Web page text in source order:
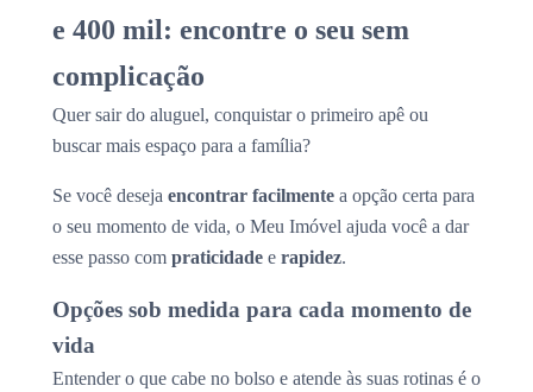
e 400 mil: encontre o seu sem
complicação
Quer sair do aluguel, conquistar o primeiro apê ou
buscar mais espaço para a família?
Se você deseja encontrar facilmente a opção certa para
o seu momento de vida, o Meu Imóvel ajuda você a dar
esse passo com praticidade e rapidez.
Opções sob medida para cada momento de
vida
Entender o que cabe no bolso e atende às suas rotinas é o